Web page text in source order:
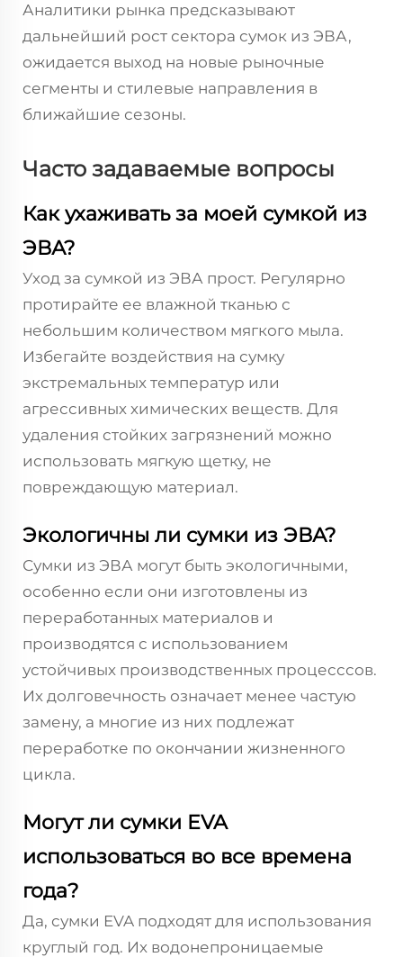
Аналитики рынка предсказывают
дальнейший рост сектора сумок из ЭВА,
ожидается выход на новые рыночные
сегменты и стилевые направления в
ближайшие сезоны.
Часто задаваемые вопросы
Как ухаживать за моей сумкой из
ЭВА?
Уход за сумкой из ЭВА прост. Регулярно
протирайте ее влажной тканью с
небольшим количеством мягкого мыла.
Избегайте воздействия на сумку
экстремальных температур или
агрессивных химических веществ. Для
удаления стойких загрязнений можно
использовать мягкую щетку, не
повреждающую материал.
Экологичны ли сумки из ЭВА?
Сумки из ЭВА могут быть экологичными,
особенно если они изготовлены из
переработанных материалов и
производятся с использованием
устойчивых производственных процесссов.
Их долговечность означает менее частую
замену, а многие из них подлежат
переработке по окончании жизненного
цикла.
Могут ли сумки EVA
использоваться во все времена
года?
Да, сумки EVA подходят для использования
круглый год. Их водонепроницаемые